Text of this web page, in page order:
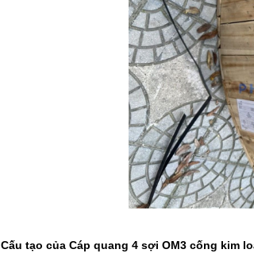
Cấu tạo của Cáp quang 4 sợi OM3 cống kim